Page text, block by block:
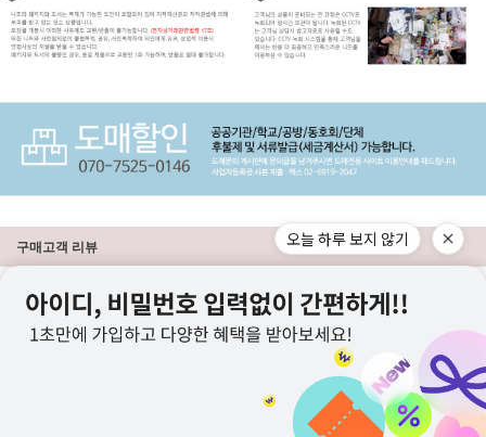
구매고객 리뷰
상점정보 PC버전 이용안내 고객센터 도매전용몰 ▲TOP
오늘 하루 보지 않기